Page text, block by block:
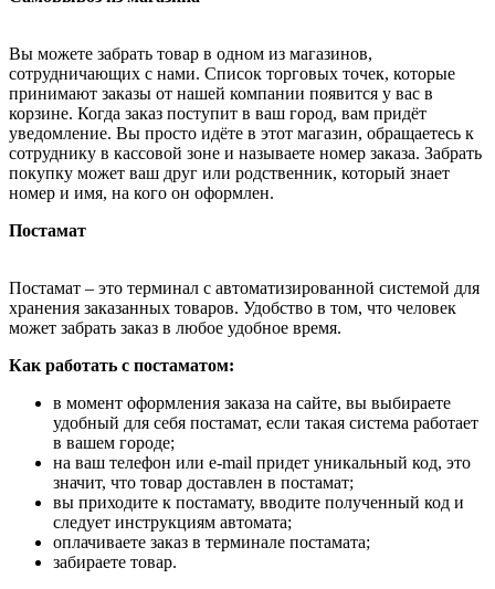
Вы можете забрать товар в одном из магазинов,
сотрудничающих с нами. Список торговых точек, которые
принимают заказы от нашей компании появится у вас в
корзине. Когда заказ поступит в ваш город, вам придёт
уведомление. Вы просто идёте в этот магазин, обращаетесь к
сотруднику в кассовой зоне и называете номер заказа. Забрать
покупку может ваш друг или родственник, который знает
номер и имя, на кого он оформлен.
Постамат
Постамат – это терминал с автоматизированной системой для
хранения заказанных товаров. Удобство в том, что человек
может забрать заказ в любое удобное время.
Как работать с постаматом:
в момент оформления заказа на сайте, вы выбираете
удобный для себя постамат, если такая система работает
в вашем городе;
на ваш телефон или e-mail придет уникальный код, это
значит, что товар доставлен в постамат;
вы приходите к постамату, вводите полученный код и
следует инструкциям автомата;
оплачиваете заказ в терминале постамата;
забираете товар.